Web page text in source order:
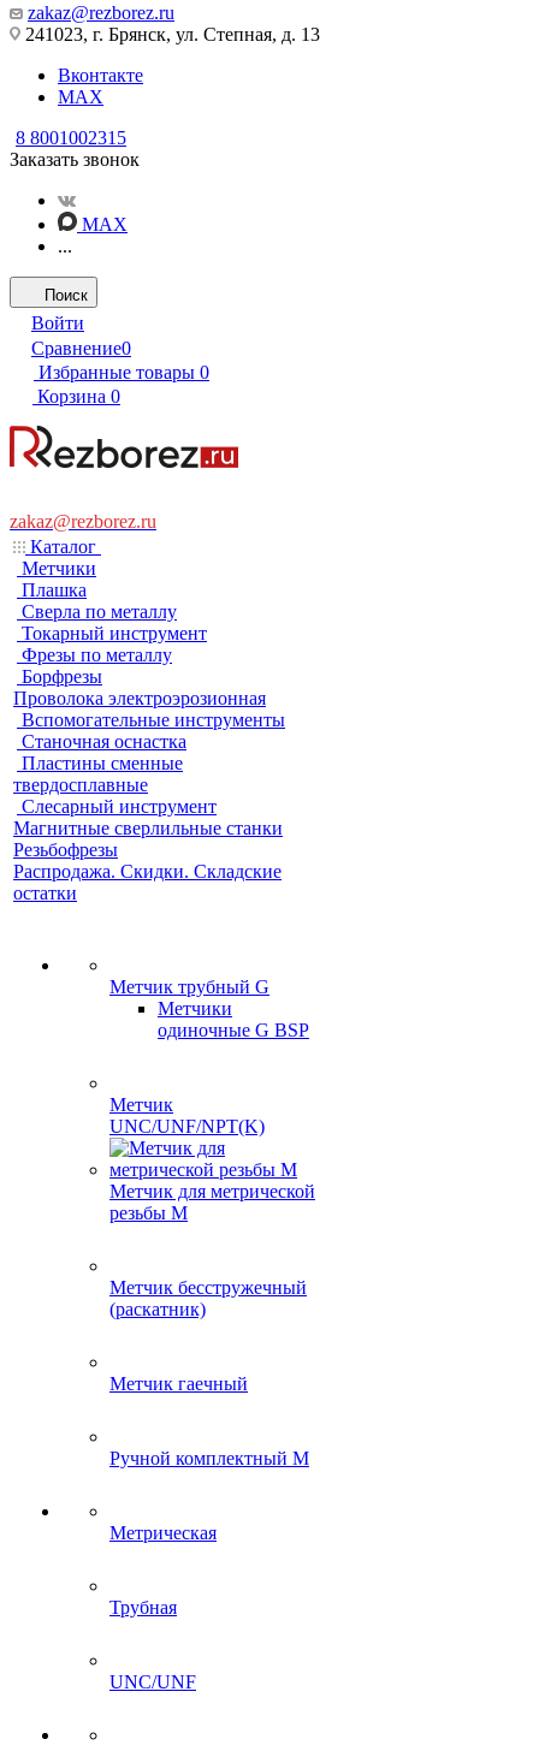
zakaz@rezborez.ru
241023, г. Брянск, ул. Степная, д. 13
Вконтакте
MAX
8 8001002315
Заказать звонок
MAX
...
Поиск
Войти
Сравнение0
Избранные товары 0
Корзина 0
zakaz@rezborez.ru
Каталог
Метчики
Плашка
Сверла по металлу
Токарный инструмент
Фрезы по металлу
Борфрезы
Проволока электроэрозионная
Вспомогательные инструменты
Станочная оснастка
Пластины сменные
твердосплавные
Слесарный инструмент
Магнитные сверлильные станки
Резьбофрезы
Распродажа. Скидки. Складские
остатки
Метчик трубный G
Метчики
одиночные G BSP
Метчик
UNC/UNF/NPT(K)
Метчик для метрической
резьбы M
Метчик бесстружечный
(раскатник)
Метчик гаечный
Ручной комплектный M
Метрическая
Трубная
UNC/UNF